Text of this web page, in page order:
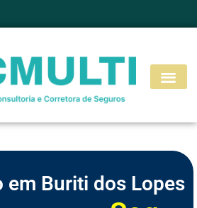
GURO MOTO
em Buriti dos Lopes